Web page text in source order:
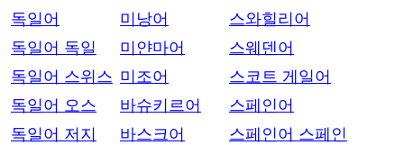
독일어
독일어 독일
독일어 스위스
독일어 오스
독일어 저지
미낭어
미얀마어
미조어
바슈키르어
바스크어
스와힐리어
스웨덴어
스코트 게일어
스페인어
스페인어 스페인